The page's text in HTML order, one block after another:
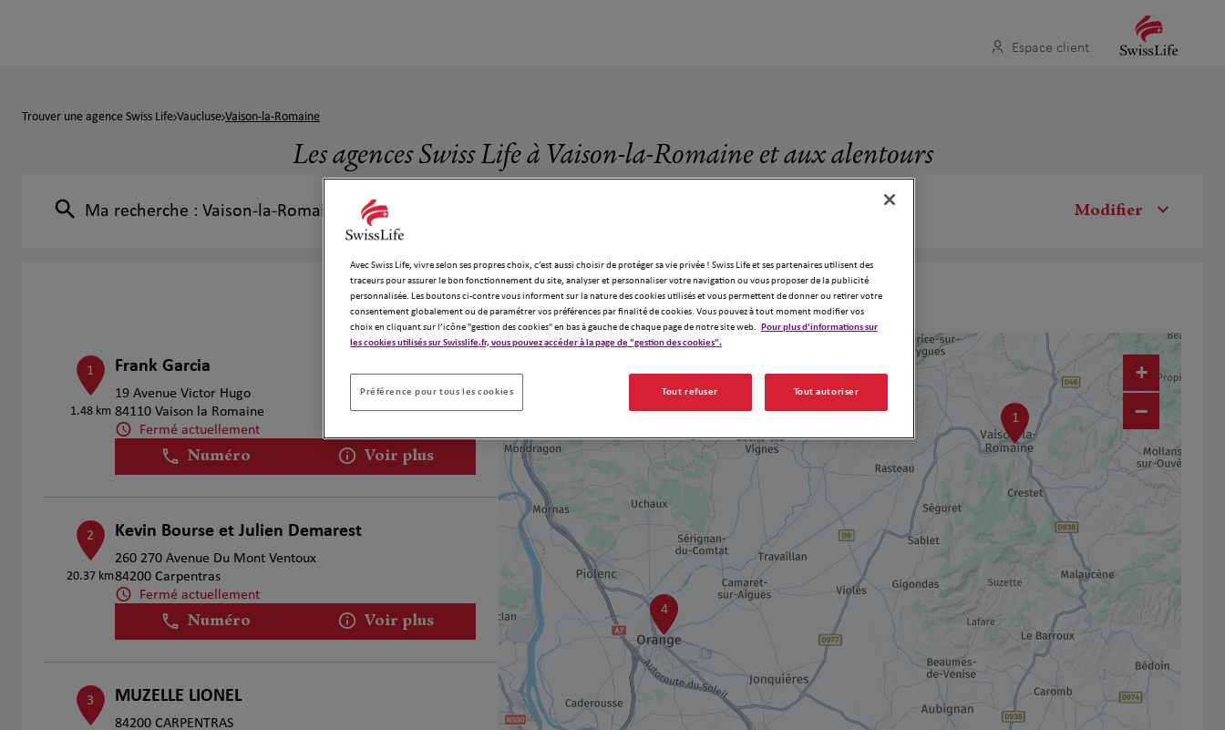
Espace client
Trouver une agence Swiss Life Vaucluse Vaison-la-Romaine
Les agences Swiss Life à Vaison-la-Romaine et aux alentours
Ma recherche : Vaison-la-Romaine Modifier
5 agences Swiss Life à Vaison-la-Romaine
1
1.48 km
Frank Garcia
19 Avenue Victor Hugo
84110 Vaison la Romaine
Fermé actuellement
Numéro Voir plus
2
20.37 km
Kevin Bourse et Julien Demarest
260 270 Avenue Du Mont Ventoux
84200 Carpentras
Fermé actuellement
Numéro Voir plus
3 MUZELLE LIONEL
84200 CARPENTRAS
4
1
+
−
Avec Swiss Life, vivre selon ses propres choix, c’est aussi choisir de protéger sa vie privée ! Swiss Life et ses partenaires utilisent des
traceurs pour assurer le bon fonctionnement du site, analyser et personnaliser votre navigation ou vous proposer de la publicité
personnalisée. Les boutons ci-contre vous informent sur la nature des cookies utilisés et vous permettent de donner ou retirer votre
consentement globalement ou de paramétrer vos préférences par finalité de cookies. Vous pouvez à tout moment modifier vos
choix en cliquant sur l’icône "gestion des cookies" en bas à gauche de chaque page de notre site web. Pour plus d'informations sur
les cookies utilisés sur Swisslife.fr, vous pouvez accéder à la page de "gestion des cookies".
Préférence pour tous les cookies Tout refuser Tout autoriser